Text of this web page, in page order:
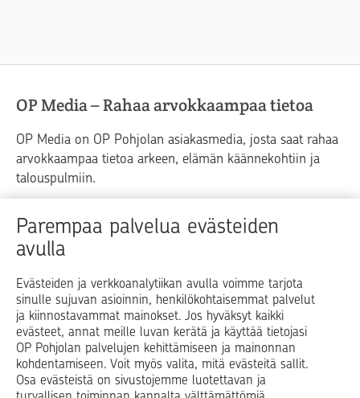
Parempaa palvelua evästeiden
avulla
Evästeiden ja verkkoanalytiikan avulla voimme tarjota
sinulle sujuvan asioinnin, henkilökohtaisemmat palvelut
ja kiinnostavammat mainokset. Jos hyväksyt kaikki
evästeet, annat meille luvan kerätä ja käyttää tietojasi
OP Pohjolan palvelujen kehittämiseen ja mainonnan
kohdentamiseen. Voit myös valita, mitä evästeitä sallit.
Osa evästeistä on sivustojemme luotettavan ja
OP Media – Rahaa arvokkaampaa tietoa
OP Media on OP Pohjolan asiakasmedia, josta saat rahaa
arvokkaampaa tietoa arkeen, elämän käännekohtiin ja
talouspulmiin.
Raha Elämä
Yrityselämä
Blogit ja puheenvuorot
Op.fi OP Koti Pohjola Vahinkoapu
Facebook
X LinkedInInstagram